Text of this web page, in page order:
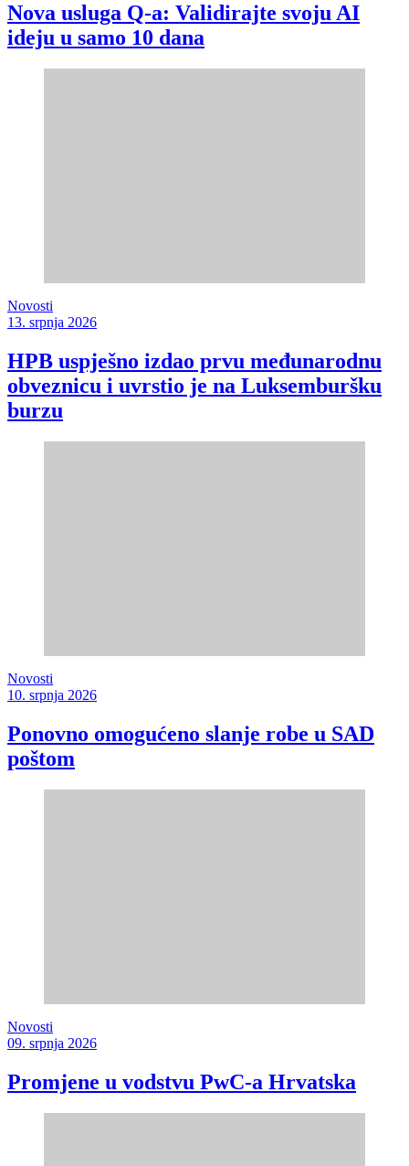
Nova usluga Q-a: Validirajte svoju AI
ideju u samo 10 dana
Novosti
13. srpnja 2026
HPB uspješno izdao prvu međunarodnu
obveznicu i uvrstio je na Luksemburšku
burzu
Novosti
10. srpnja 2026
Ponovno omogućeno slanje robe u SAD
poštom
Novosti
09. srpnja 2026
Promjene u vodstvu PwC-a Hrvatska